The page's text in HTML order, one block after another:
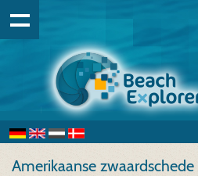
Amerikaanse zwaardschede